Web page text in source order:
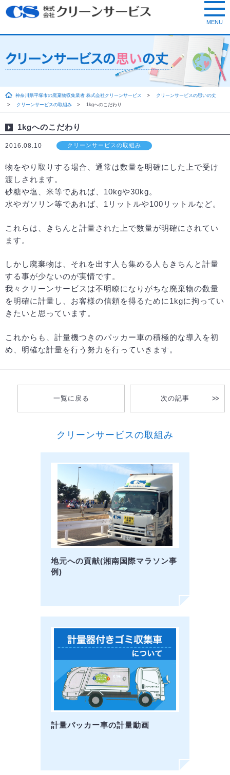
神奈川県平塚市の廃棄物収集業者 株式会社クリーンサービス
クリーンサービスの思いの丈
クリーンサービスの取組み
1kgへのこだわり
1kgへのこだわり
2016.08.10 クリーンサービスの取組み
物をやり取りする場合、通常は数量を明確にした上で受け
渡しされます。
砂糖や塩、米等であれば、10kgや30kg。
水やガソリン等であれば、1リットルや100リットルなど。
これらは、きちんと計量された上で数量が明確にされてい
ます。
しかし廃棄物は、それを出す人も集める人もきちんと計量
する事が少ないのが実情です。
我々クリーンサービスは不明瞭になりがちな廃棄物の数量
を明確に計量し、お客様の信頼を得るために1kgに拘ってい
きたいと思っています。
これからも、計量機つきのパッカー車の積極的な導入を初
め、明確な計量を行う努力を行っていきます。
一覧に戻る 次の記事
クリーンサービスの取組み
地元への貢献(湘南国際マラソン事
例)
計量パッカー車の計量動画